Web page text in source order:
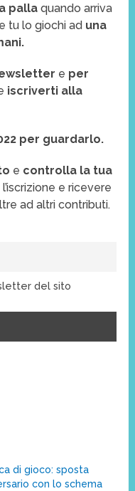
palla quando arriva
tu lo giochi ad una
e per
iscriverti alla
per guardarlo.
e controlla la tua
e ricevere
ad altri contributi.
del sito
di gioco: sposta
con lo schema